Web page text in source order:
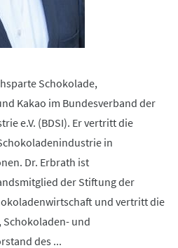
Schokolade,
Kakao im Bundesverband der
e.V. (BDSI). Er vertritt die
in
Dr. Erbrath ist
der Stiftung der
und vertritt die
Schokoladen- und
des ...